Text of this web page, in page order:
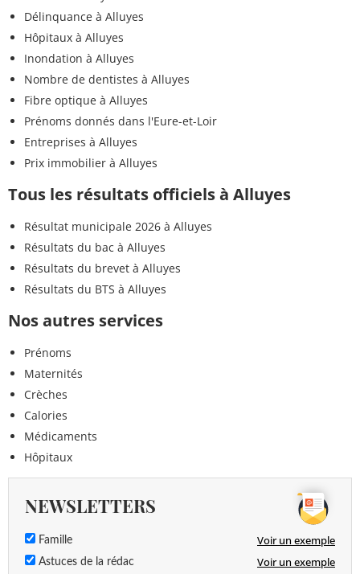
Délinquance à Alluyes
Hôpitaux à Alluyes
Inondation à Alluyes
Nombre de dentistes à Alluyes
Fibre optique à Alluyes
Prénoms donnés dans l'Eure-et-Loir
Entreprises à Alluyes
Prix immobilier à Alluyes
Tous les résultats officiels à Alluyes
Résultat municipale 2026 à Alluyes
Résultats du bac à Alluyes
Résultats du brevet à Alluyes
Résultats du BTS à Alluyes
Nos autres services
Prénoms
Maternités
Crèches
Calories
Médicaments
Hôpitaux
NEWSLETTERS
Famille Voir un exemple
Astuces de la rédac Voir un exemple